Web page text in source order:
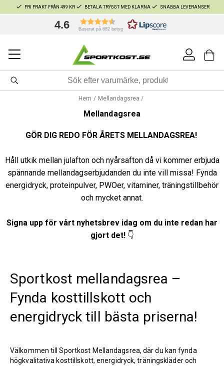
FRI FRAKT FRÅN 499 KR BETALA TRYGGT MED KLARNA SNABBA LEVERANSER
4.6 Baserat på 682 betyg
Hem Mellandagsrea
Mellandagsrea
GÖR DIG REDO FÖR ÅRETS MELLANDAGSREA!
Håll utkik mellan julafton och nyårsafton då vi kommer erbjuda
spännande mellandagserbjudanden du inte vill missa! Fynda
energidryck, proteinpulver, PWOer, vitaminer, träningstillbehör
och mycket annat.
Signa upp för vårt nyhetsbrev idag om du inte redan har
gjort det! 👇
Sportkost mellandagsrea –
Fynda kosttillskott och
energidryck till bästa priserna!
Välkommen till Sportkost Mellandagsrea, där du kan fynda
högkvalitativa kosttillskott, energidryck, träningskläder och